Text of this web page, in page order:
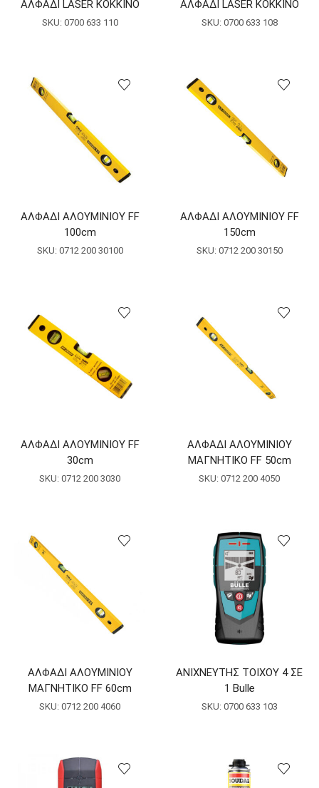
ΑΛΦΑΔΙ LASER ΚΟΚΚΙΝΟ
SKU: 0700 633 110
ΑΛΦΑΔΙ LASER ΚΟΚΚΙΝΟ
SKU: 0700 633 108
ΑΛΦΑΔΙ ΑΛΟΥΜΙΝΙΟΥ FF
100cm
SKU: 0712 200 30100
ΑΛΦΑΔΙ ΑΛΟΥΜΙΝΙΟΥ FF
150cm
SKU: 0712 200 30150
ΑΛΦΑΔΙ ΑΛΟΥΜΙΝΙΟΥ FF
30cm
SKU: 0712 200 3030
ΑΛΦΑΔΙ ΑΛΟΥΜΙΝΙΟΥ
ΜΑΓΝΗΤΙΚΟ FF 50cm
SKU: 0712 200 4050
ΑΛΦΑΔΙ ΑΛΟΥΜΙΝΙΟΥ
ΜΑΓΝΗΤΙΚΟ FF 60cm
SKU: 0712 200 4060
ΑΝΙΧΝΕΥΤΗΣ ΤΟΙΧΟΥ 4 ΣΕ
1 Bulle
SKU: 0700 633 103